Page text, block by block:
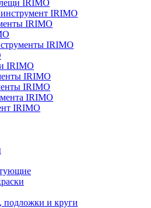
IRIMO
IRIMO
IRIMO
IRIMO
IRIMO
IRIMO
IRIMO
IRIMO
IRIMO
подложки и круги